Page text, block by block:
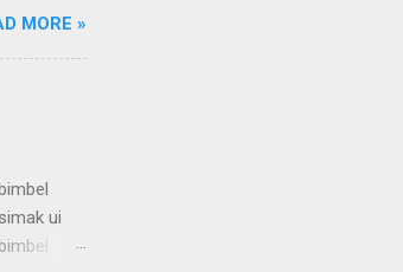
privat
privat
MORE »
ui